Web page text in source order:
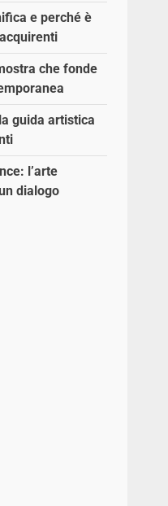
e perché è
che fonde
guida artistica
l’arte
dialogo